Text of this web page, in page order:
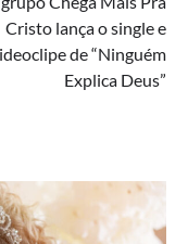
Cristo lança o single e
de “Ninguém
Explica Deus”